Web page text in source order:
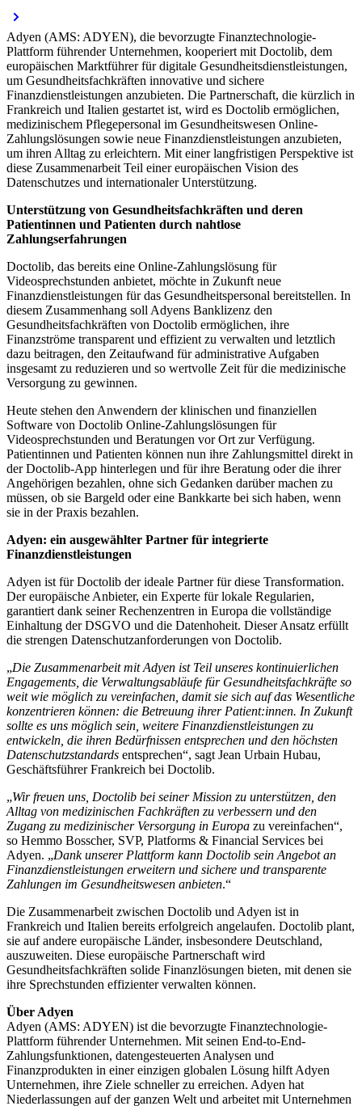
Adyen (AMS: ADYEN), die bevorzugte Finanztechnologie-
Plattform führender Unternehmen, kooperiert mit Doctolib, dem
europäischen Marktführer für digitale Gesundheitsdienstleistungen,
um Gesundheitsfachkräften innovative und sichere
Finanzdienstleistungen anzubieten. Die Partnerschaft, die kürzlich in
Frankreich und Italien gestartet ist, wird es Doctolib ermöglichen,
medizinischem Pflegepersonal im Gesundheitswesen Online-
Zahlungslösungen sowie neue Finanzdienstleistungen anzubieten,
um ihren Alltag zu erleichtern. Mit einer langfristigen Perspektive ist
diese Zusammenarbeit Teil einer europäischen Vision des
Datenschutzes und internationaler Unterstützung.
Unterstützung von Gesundheitsfachkräften und deren
Patientinnen und Patienten durch nahtlose
Zahlungserfahrungen
Doctolib, das bereits eine Online-Zahlungslösung für
Videosprechstunden anbietet, möchte in Zukunft neue
Finanzdienstleistungen für das Gesundheitspersonal bereitstellen. In
diesem Zusammenhang soll Adyens Banklizenz den
Gesundheitsfachkräften von Doctolib ermöglichen, ihre
Finanzströme transparent und effizient zu verwalten und letztlich
dazu beitragen, den Zeitaufwand für administrative Aufgaben
insgesamt zu reduzieren und so wertvolle Zeit für die medizinische
Versorgung zu gewinnen.
Heute stehen den Anwendern der klinischen und finanziellen
Software von Doctolib Online-Zahlungslösungen für
Videosprechstunden und Beratungen vor Ort zur Verfügung.
Patientinnen und Patienten können nun ihre Zahlungsmittel direkt in
der Doctolib-App hinterlegen und für ihre Beratung oder die ihrer
Angehörigen bezahlen, ohne sich Gedanken darüber machen zu
müssen, ob sie Bargeld oder eine Bankkarte bei sich haben, wenn
sie in der Praxis bezahlen.
Adyen: ein ausgewählter Partner für integrierte
Finanzdienstleistungen
Adyen ist für Doctolib der ideale Partner für diese Transformation.
Der europäische Anbieter, ein Experte für lokale Regularien,
garantiert dank seiner Rechenzentren in Europa die vollständige
Einhaltung der DSGVO und die Datenhoheit. Dieser Ansatz erfüllt
die strengen Datenschutzanforderungen von Doctolib.
„Die Zusammenarbeit mit Adyen ist Teil unseres kontinuierlichen
Engagements, die Verwaltungsabläufe für Gesundheitsfachkräfte so
weit wie möglich zu vereinfachen, damit sie sich auf das Wesentliche
konzentrieren können: die Betreuung ihrer Patient:innen. In Zukunft
sollte es uns möglich sein, weitere Finanzdienstleistungen zu
entwickeln, die ihren Bedürfnissen entsprechen und den höchsten
Datenschutzstandards entsprechen“, sagt Jean Urbain Hubau,
Geschäftsführer Frankreich bei Doctolib.
„Wir freuen uns, Doctolib bei seiner Mission zu unterstützen, den
Alltag von medizinischen Fachkräften zu verbessern und den
Zugang zu medizinischer Versorgung in Europa zu vereinfachen“,
so Hemmo Bosscher, SVP, Platforms & Financial Services bei
Adyen. „Dank unserer Plattform kann Doctolib sein Angebot an
Finanzdienstleistungen erweitern und sichere und transparente
Zahlungen im Gesundheitswesen anbieten.“
Die Zusammenarbeit zwischen Doctolib und Adyen ist in
Frankreich und Italien bereits erfolgreich angelaufen. Doctolib plant,
sie auf andere europäische Länder, insbesondere Deutschland,
auszuweiten. Diese europäische Partnerschaft wird
Gesundheitsfachkräften solide Finanzlösungen bieten, mit denen sie
ihre Sprechstunden effizienter verwalten können.
Adyen (AMS: ADYEN) ist die bevorzugte Finanztechnologie-
Plattform führender Unternehmen. Mit seinen End-to-End-
Zahlungsfunktionen, datengesteuerten Analysen und
Finanzprodukten in einer einzigen globalen Lösung hilft Adyen
Unternehmen, ihre Ziele schneller zu erreichen. Adyen hat
Niederlassungen auf der ganzen Welt und arbeitet mit Unternehmen